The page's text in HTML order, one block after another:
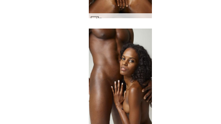
Валери много похот #26